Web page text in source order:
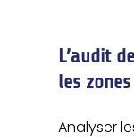
L’audit
les
Analyser